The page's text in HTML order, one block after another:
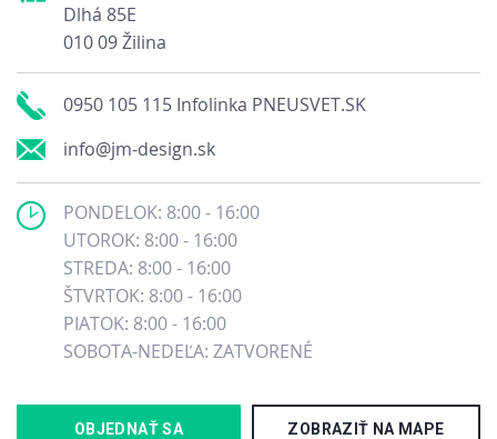
Dlhá 85E
010 09 Žilina
0950 105 115 Infolinka PNEUSVET.SK
info@jm-design.sk
PONDELOK: 8:00 - 16:00
UTOROK: 8:00 - 16:00
STREDA: 8:00 - 16:00
ŠTVRTOK: 8:00 - 16:00
PIATOK: 8:00 - 16:00
SOBOTA-NEDEĽA: ZATVORENÉ
OBJEDNAŤ SA ZOBRAZIŤ NA MAPE